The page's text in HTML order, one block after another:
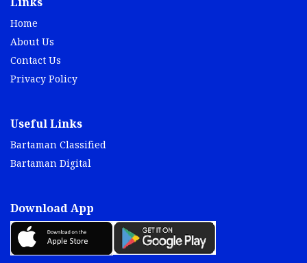
Home
About Us
Contact Us
Privacy Policy
Useful Links
Bartaman Classified
Bartaman Digital
Download App